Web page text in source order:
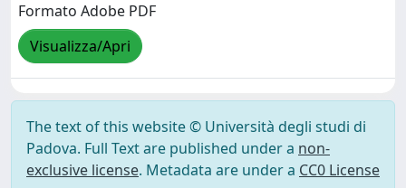
Formato Adobe PDF
Visualizza/Apri
The text of this website © Università degli studi di
Padova. Full Text are published under a non-
exclusive license. Metadata are under a CC0 License